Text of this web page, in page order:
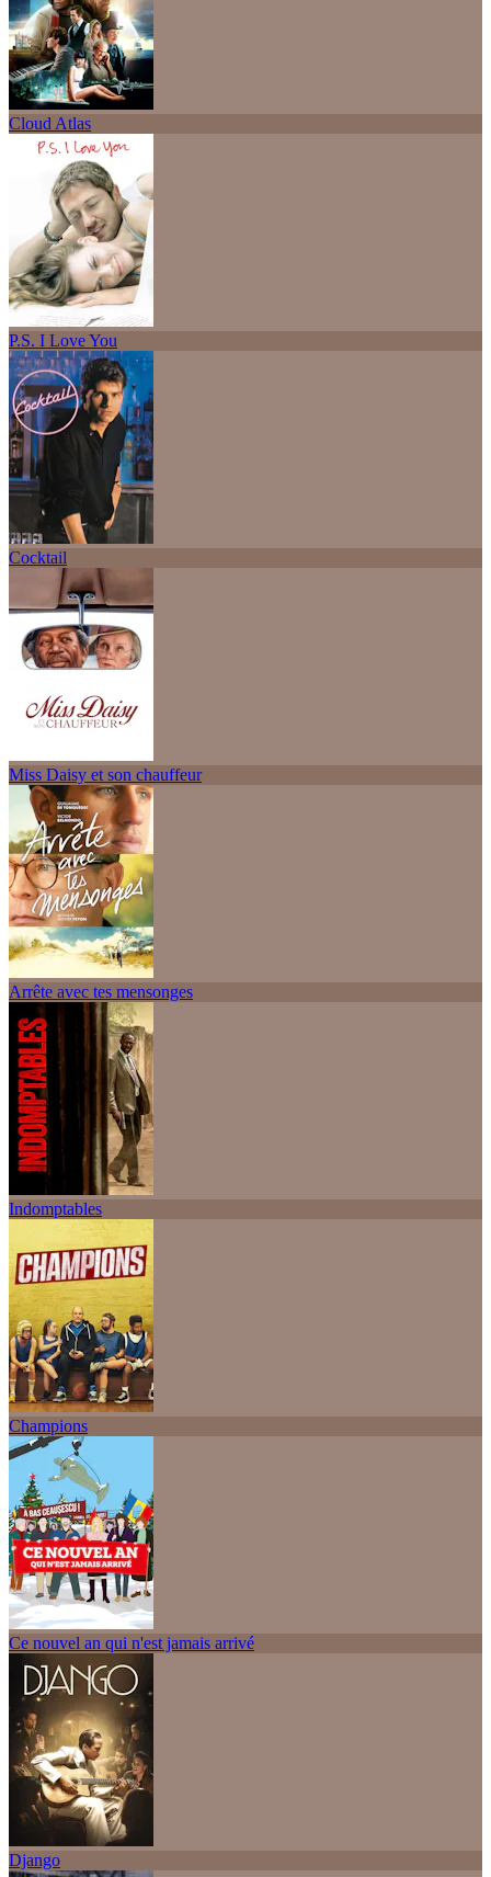
Cloud Atlas
P.S. I Love You
Cocktail
Miss Daisy et son chauffeur
Arrête avec tes mensonges
Indomptables
Champions
Ce nouvel an qui n'est jamais arrivé
Django